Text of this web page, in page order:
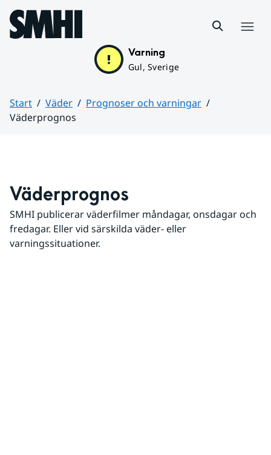
Hoppa till sidans innehåll
Varning
Gul, Sverige
Start Väder
Prognoser och varningar
Väderprognos
Väderprognos
SMHI publicerar väderfilmer måndagar, onsdagar och
fredagar. Eller vid särskilda väder- eller
varningssituationer.